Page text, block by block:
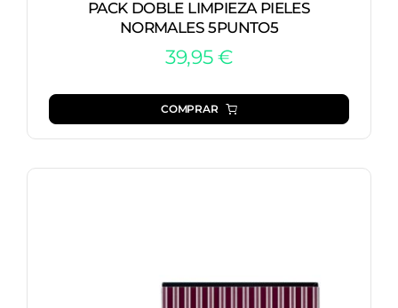
PACK DOBLE LIMPIEZA PIELES
NORMALES 5PUNTO5
39,95€
COMPRAR